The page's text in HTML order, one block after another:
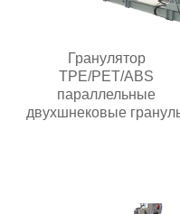
Гранулятор
TPE/PET/ABS
параллельные
двухшнековые